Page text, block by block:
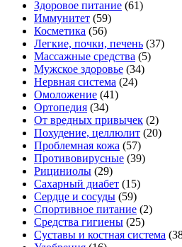
Здоровое питание (61)
Иммунитет (59)
Косметика (56)
Легкие, почки, печень (37)
Массажные средства (5)
Мужское здоровье (34)
Нервная система (24)
Омоложение (41)
Ортопедия (34)
От вредных привычек (2)
Похудение, целлюлит (20)
Проблемная кожа (57)
Противовирусные (39)
Рициниолы (29)
Сахарный диабет (15)
Сердце и сосуды (59)
Спортивное питание (2)
Средства гигиены (25)
Суставы и костная система